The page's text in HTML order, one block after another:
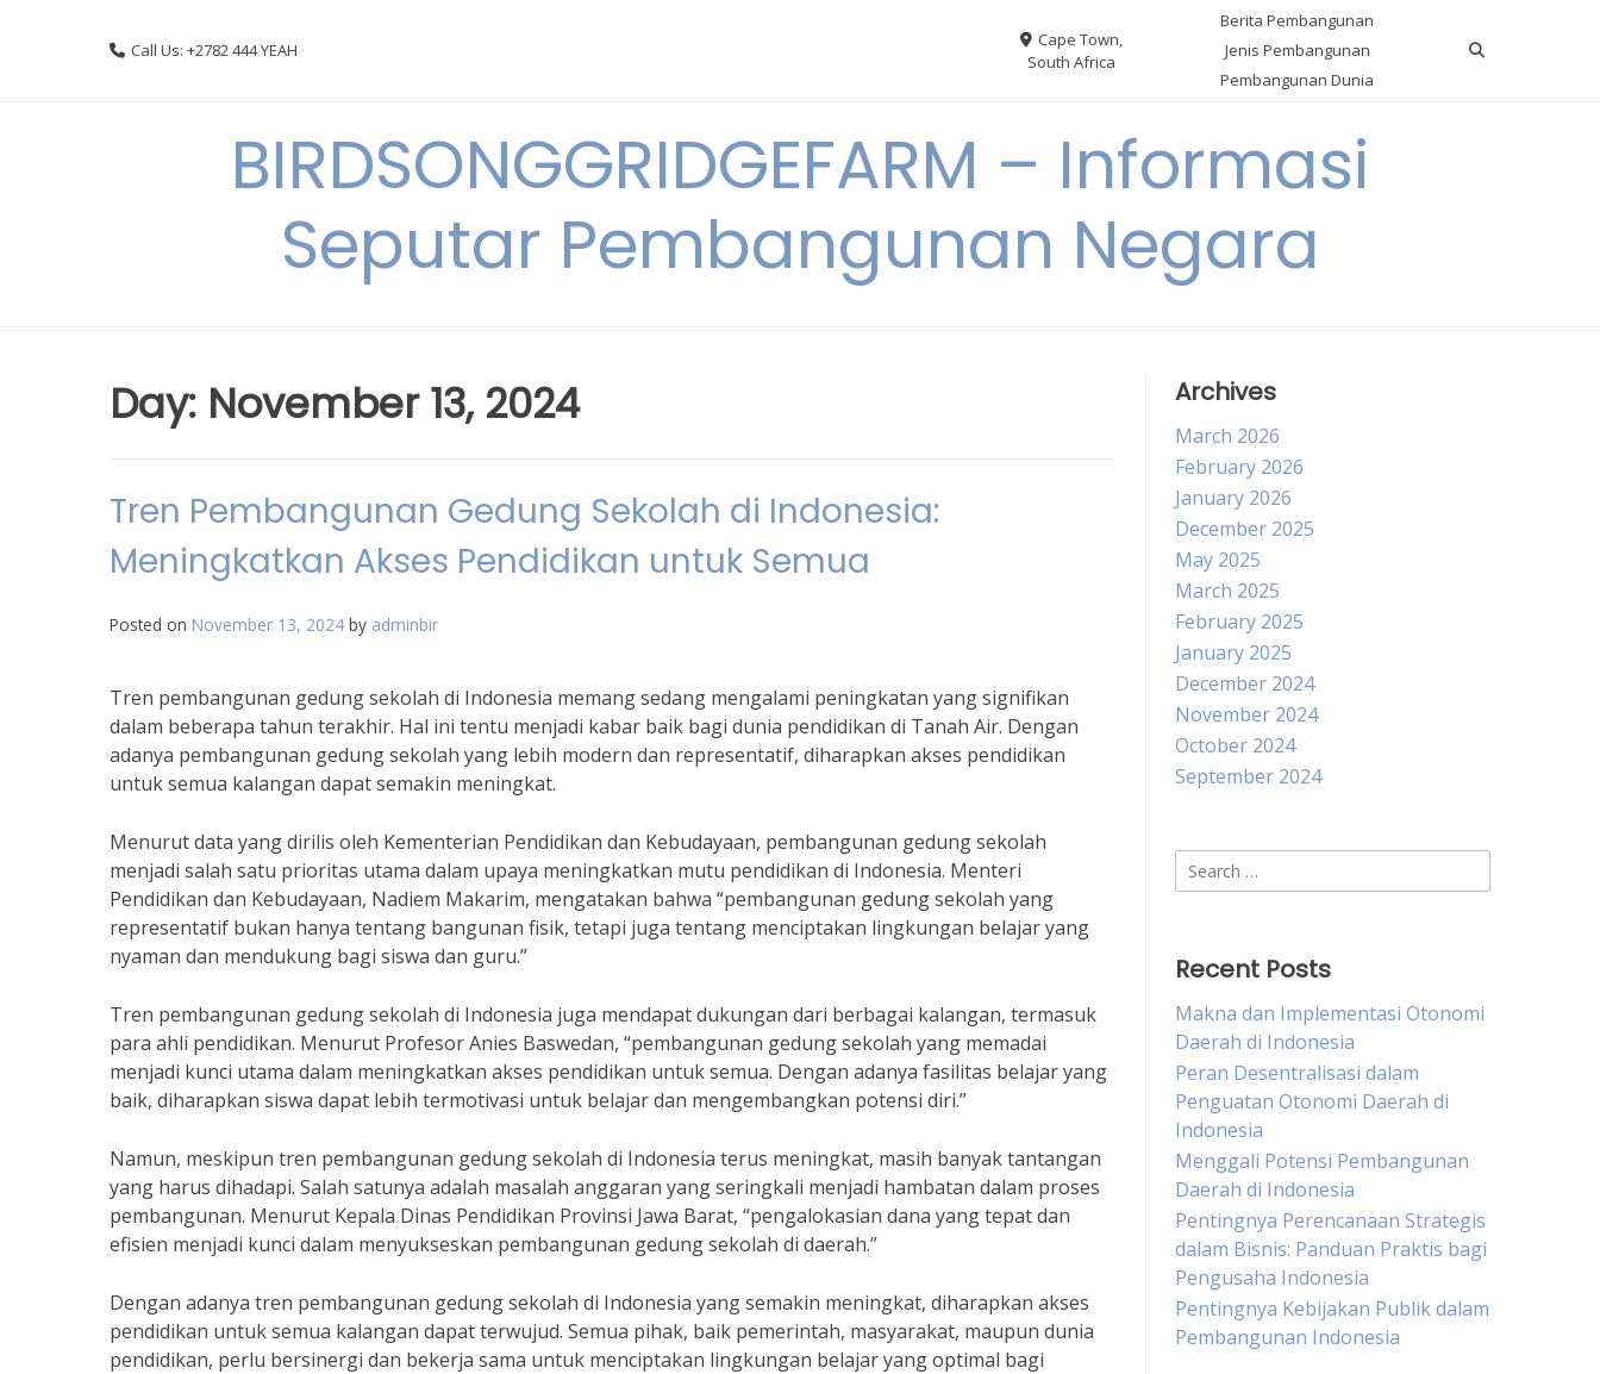
Call Us: +2782 444 YEAH
Cape Town,
South Africa
Berita Pembangunan
Jenis Pembangunan
Pembangunan Dunia
BIRDSONGGRIDGEFARM – Informasi
Seputar Pembangunan Negara
Day: November 13, 2024
Tren Pembangunan Gedung Sekolah di Indonesia:
Meningkatkan Akses Pendidikan untuk Semua
Posted on November 13, 2024 by adminbir
Tren pembangunan gedung sekolah di Indonesia memang sedang mengalami peningkatan yang signifikan
dalam beberapa tahun terakhir. Hal ini tentu menjadi kabar baik bagi dunia pendidikan di Tanah Air. Dengan
adanya pembangunan gedung sekolah yang lebih modern dan representatif, diharapkan akses pendidikan
untuk semua kalangan dapat semakin meningkat.
Menurut data yang dirilis oleh Kementerian Pendidikan dan Kebudayaan, pembangunan gedung sekolah
menjadi salah satu prioritas utama dalam upaya meningkatkan mutu pendidikan di Indonesia. Menteri
Pendidikan dan Kebudayaan, Nadiem Makarim, mengatakan bahwa “pembangunan gedung sekolah yang
representatif bukan hanya tentang bangunan fisik, tetapi juga tentang menciptakan lingkungan belajar yang
nyaman dan mendukung bagi siswa dan guru.”
Tren pembangunan gedung sekolah di Indonesia juga mendapat dukungan dari berbagai kalangan, termasuk
para ahli pendidikan. Menurut Profesor Anies Baswedan, “pembangunan gedung sekolah yang memadai
menjadi kunci utama dalam meningkatkan akses pendidikan untuk semua. Dengan adanya fasilitas belajar yang
baik, diharapkan siswa dapat lebih termotivasi untuk belajar dan mengembangkan potensi diri.”
Namun, meskipun tren pembangunan gedung sekolah di Indonesia terus meningkat, masih banyak tantangan
yang harus dihadapi. Salah satunya adalah masalah anggaran yang seringkali menjadi hambatan dalam proses
pembangunan. Menurut Kepala Dinas Pendidikan Provinsi Jawa Barat, “pengalokasian dana yang tepat dan
efisien menjadi kunci dalam menyukseskan pembangunan gedung sekolah di daerah.”
Dengan adanya tren pembangunan gedung sekolah di Indonesia yang semakin meningkat, diharapkan akses
pendidikan untuk semua kalangan dapat terwujud. Semua pihak, baik pemerintah, masyarakat, maupun dunia
pendidikan, perlu bersinergi dan bekerja sama untuk menciptakan lingkungan belajar yang optimal bagi
Archives
March 2026
February 2026
January 2026
December 2025
May 2025
March 2025
February 2025
January 2025
December 2024
November 2024
October 2024
September 2024
Search
for:
Recent Posts
Makna dan Implementasi Otonomi
Daerah di Indonesia
Peran Desentralisasi dalam
Penguatan Otonomi Daerah di
Indonesia
Menggali Potensi Pembangunan
Daerah di Indonesia
Pentingnya Perencanaan Strategis
dalam Bisnis: Panduan Praktis bagi
Pengusaha Indonesia
Pentingnya Kebijakan Publik dalam
Pembangunan Indonesia